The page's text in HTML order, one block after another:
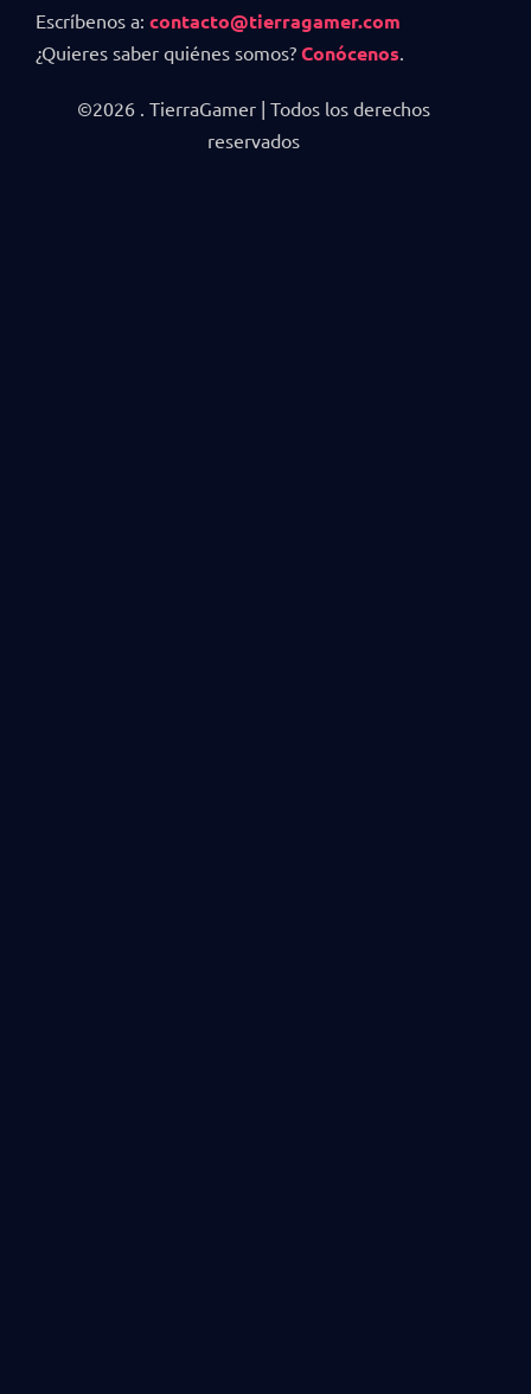
Escríbenos a: contacto@tierragamer.com
¿Quieres saber quiénes somos? Conócenos
©2026 . TierraGamer | Todos los derechos
reservados